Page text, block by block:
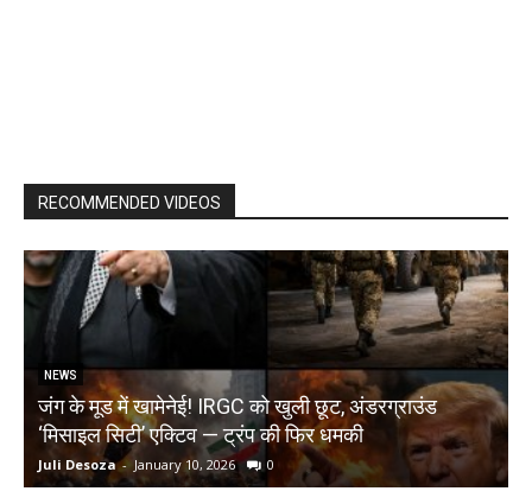
RECOMMENDED VIDEOS
NEWS
जंग के मूड में खामेनेई! IRGC को खुली छूट, अंडरग्राउंड
‘मिसाइल सिटी’ एक्टिव — ट्रंप की फिर धमकी
Juli Desoza - January 10, 2026 0